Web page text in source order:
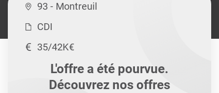
93 - Montreuil
CDI
35/42K€
L'offre a été pourvue.
Découvrez nos offres